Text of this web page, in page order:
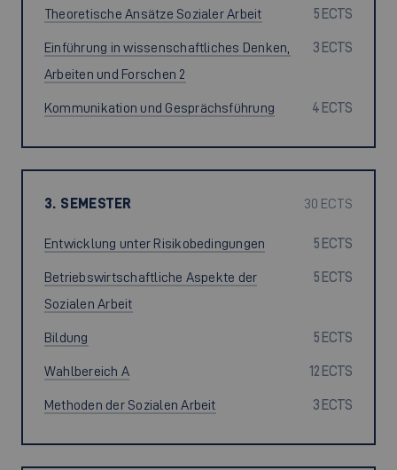
Theoretische Ansätze Sozialer Arbeit 5 ECTS
Einführung in wissenschaftliches Denken,
Arbeiten und Forschen 2
3 ECTS
Kommunikation und Gesprächsführung 4 ECTS
3. SEMESTER 30 ECTS
Entwicklung unter Risikobedingungen 5 ECTS
Betriebswirtschaftliche Aspekte der
Sozialen Arbeit
5 ECTS
Bildung 5 ECTS
Wahlbereich A 12 ECTS
Methoden der Sozialen Arbeit 3 ECTS